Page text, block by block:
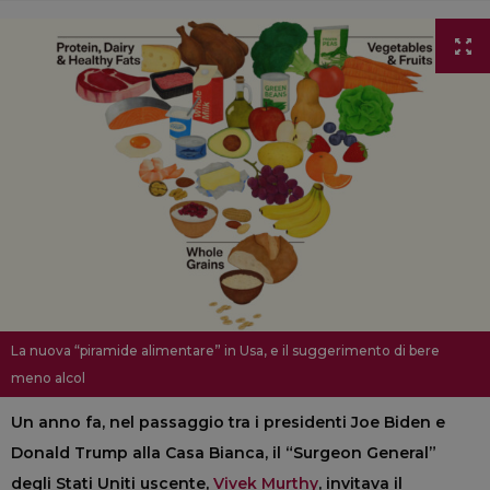
La nuova “piramide alimentare” in Usa, e il suggerimento di bere
meno alcol
Un anno fa, nel passaggio tra i presidenti Joe Biden e
Donald Trump alla Casa Bianca, il “Surgeon General”
degli Stati Uniti uscente, Vivek Murthy, invitava il